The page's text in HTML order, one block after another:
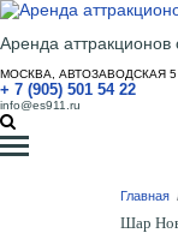
Аренда
МОСКВА, АВТОЗАВОДСКАЯ 5
+ 7 (905) 501 54 22
info@es911.ru
Главная
Шар